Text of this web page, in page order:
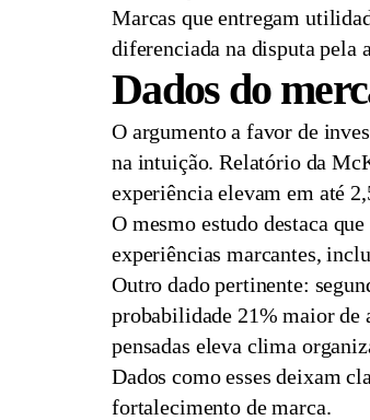
Marcas que entregam
diferenciada na disputa pela
Dados do
O argumento a favor de
na intuição. Relatório da
experiência elevam em até
O mesmo estudo destaca
experiências marcantes,
Outro dado pertinente:
probabilidade 21% maior de
pensadas eleva clima
Dados como esses deixam
fortalecimento de marca.